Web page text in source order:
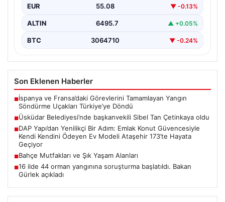
EUR 55.08 ▼ -0.13%
ALTIN 6495.7 ▲ +0.05%
BTC 3064710 ▼ -0.24%
Son Eklenen Haberler
■İspanya ve Fransa’daki Görevlerini Tamamlayan Yangın
Söndürme Uçakları Türkiye’ye Döndü
■Üsküdar Belediyesi’nde başkanvekili Sibel Tan Çetinkaya oldu
■DAP Yapı’dan Yenilikçi Bir Adım: Emlak Konut Güvencesiyle
Kendi Kendini Ödeyen Ev Modeli Ataşehir 173’te Hayata
Geçiyor
■Bahçe Mutfakları ve Şık Yaşam Alanları
■16 ilde 44 orman yangınına soruşturma başlatıldı. Bakan
Gürlek açıkladı